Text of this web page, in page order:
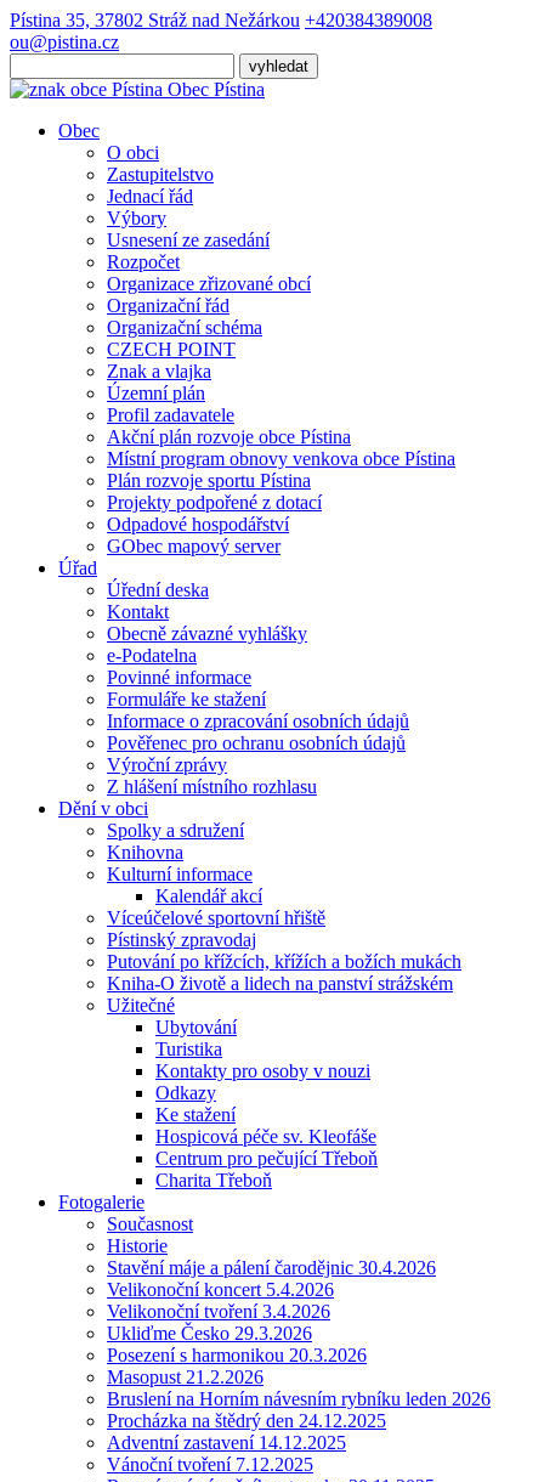
Pístina 35, 37802 Stráž nad Nežárkou +420384389008
ou@pistina.cz
Obec Pístina
Obec
O obci
Zastupitelstvo
Jednací řád
Výbory
Usnesení ze zasedání
Rozpočet
Organizace zřizované obcí
Organizační řád
Organizační schéma
CZECH POINT
Znak a vlajka
Územní plán
Profil zadavatele
Akční plán rozvoje obce Pístina
Místní program obnovy venkova obce Pístina
Plán rozvoje sportu Pístina
Projekty podpořené z dotací
Odpadové hospodářství
GObec mapový server
Úřad
Úřední deska
Kontakt
Obecně závazné vyhlášky
e-Podatelna
Povinné informace
Formuláře ke stažení
Informace o zpracování osobních údajů
Pověřenec pro ochranu osobních údajů
Výroční zprávy
Z hlášení místního rozhlasu
Dění v obci
Spolky a sdružení
Knihovna
Kulturní informace
Kalendář akcí
Víceúčelové sportovní hřiště
Pístinský zpravodaj
Putování po křížcích, křížích a božích mukách
Kniha-O životě a lidech na panství strážském
Užitečné
Ubytování
Turistika
Kontakty pro osoby v nouzi
Odkazy
Ke stažení
Hospicová péče sv. Kleofáše
Centrum pro pečující Třeboň
Charita Třeboň
Fotogalerie
Současnost
Historie
Stavění máje a pálení čarodějnic 30.4.2026
Velikonoční koncert 5.4.2026
Velikonoční tvoření 3.4.2026
Ukliďme Česko 29.3.2026
Posezení s harmonikou 20.3.2026
Masopust 21.2.2026
Bruslení na Horním návesním rybníku leden 2026
Procházka na štědrý den 24.12.2025
Adventní zastavení 14.12.2025
Vánoční tvoření 7.12.2025